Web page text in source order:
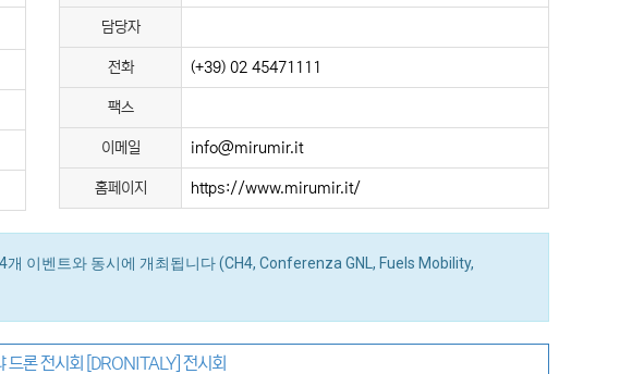
담당자
전화 (+39) 02 45471111
팩스
이메일 info@mirumir.it
홈페이지 https://www.mirumir.it/
이벤트와 동시에 개최됩니다 (CH4, Conferenza GNL, Fuels Mobility,
론 전시회 [DRONITALY] 전시회